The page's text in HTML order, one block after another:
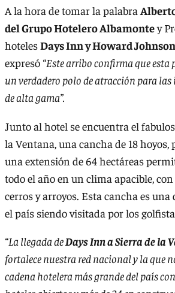
A la hora de tomar la palabra
del Grupo Hotelero Albamontey
hotelesDays Inn y Howard Johnson
expresó “Este arribo confirma que esta
un verdadero polo de atracción para
de alta gama”.
Junto al hotel se encuentra el
la Ventana, una cancha de 18 hoyos,
una extensión de 64 hectáreas
todo el año en un clima apacible,
cerros y arroyos. Esta cancha es una
el país siendo visitada por los
“La llegada deDays Inn a Sierra de la
fortalece nuestra red nacional y la que
cadena hotelera más grande del país